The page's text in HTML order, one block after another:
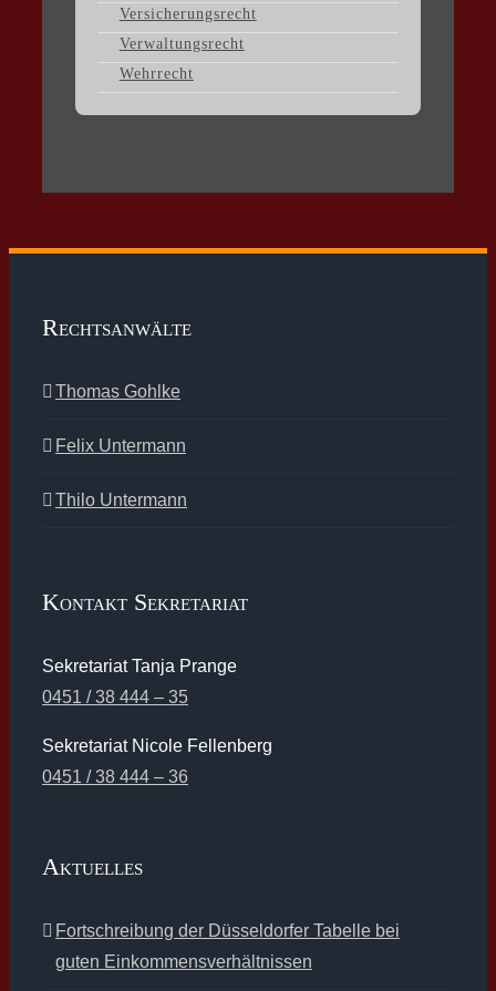
Versicherungsrecht
Verwaltungsrecht
Wehrrecht
Rechtsanwälte
Thomas Gohlke
Felix Untermann
Thilo Untermann
Kontakt Sekretariat
Sekretariat Tanja Prange
0451 / 38 444 – 35
Sekretariat Nicole Fellenberg
0451 / 38 444 – 36
Aktuelles
Fortschreibung der Düsseldorfer Tabelle bei
guten Einkommensverhältnissen